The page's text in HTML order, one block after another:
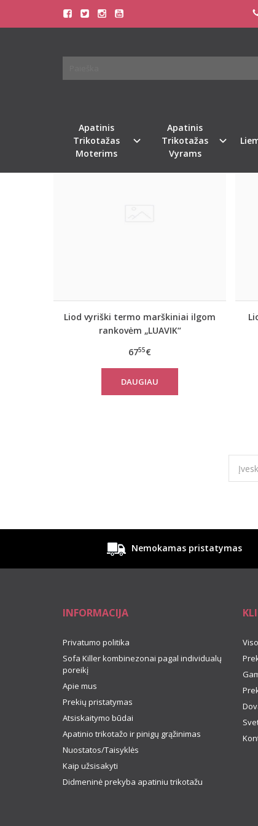
Apatinis
Trikotažas
Moterims
Apatinis
Trikotažas
Vyrams
LIOD
Liod vyriški termo marškiniai ilgom
rankovėm „LUAVIK“
6755€
DAUGIAU
Nemokamas pristatymas
INFORMACIJA
Privatumo politika
Sofa Killer kombinezonai pagal individualų
poreikį
Apie mus
Prekių pristatymas
Atsiskaitymo būdai
Apatinio trikotažo ir pinigų grąžinimas
Nuostatos/Taisyklės
Kaip užsisakyti
Didmeninė prekyba apatiniu trikotažu